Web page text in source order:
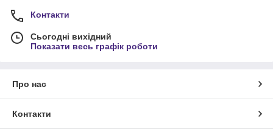
Контакти
Сьогодні вихідний
Показати весь графік роботи
Про нас
Контакти